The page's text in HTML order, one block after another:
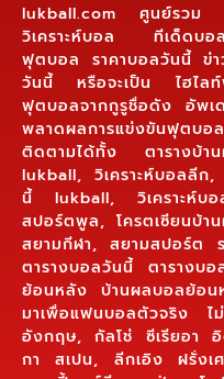
lukball.com ศูนย์รวม
วิเคราะห์บอล ทีเด็ดบอ
ฟุตบอล ราคาบอลวันนี้ ข่า
วันนี้ หรือจะเป็น ไฮไล
ฟุตบอลจากกูรูชื่อดัง อัพ
พลาดผลการแข่งขันฟุตบ
ติดตามได้ทั้ง ตารางบ้า
lukball, วิเคราะห์บอลลีก
นี้ lukball, วิเคราะห์บ
สปอร์ตพูล, โครตเซียนบ้า
สยามกีฬา, สยามสปอร์ต
ตารางบอลวันนี้ ตารางบ
ย้อนหลัง บ้านผลบอลย้อ
มาเพื่อแฟนบอลตัวจริง ไ
อังกฤษ, กัลโช่ ซีเรียอา
กา สเปน, ลีกเอิง ฝรั่ง